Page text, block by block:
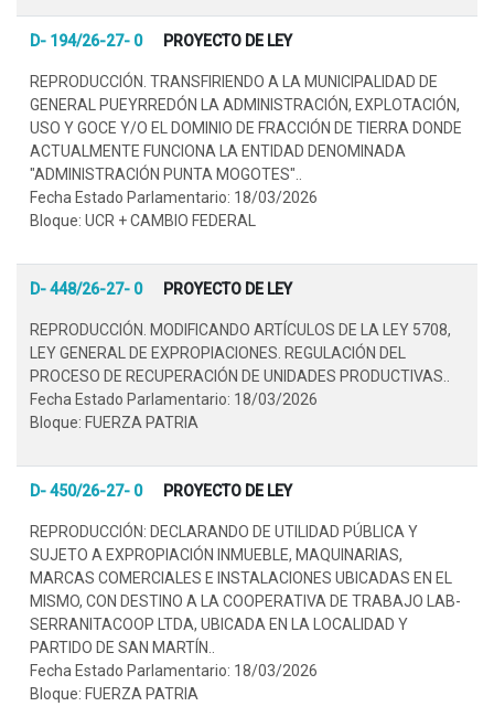
D- 194/26-27- 0 PROYECTO DE LEY
REPRODUCCIÓN. TRANSFIRIENDO A LA MUNICIPALIDAD DE
GENERAL PUEYRREDÓN LA ADMINISTRACIÓN, EXPLOTACIÓN,
USO Y GOCE Y/O EL DOMINIO DE FRACCIÓN DE TIERRA DONDE
ACTUALMENTE FUNCIONA LA ENTIDAD DENOMINADA
"ADMINISTRACIÓN PUNTA MOGOTES"..
Fecha Estado Parlamentario: 18/03/2026
Bloque: UCR + CAMBIO FEDERAL
D- 448/26-27- 0 PROYECTO DE LEY
REPRODUCCIÓN. MODIFICANDO ARTÍCULOS DE LA LEY 5708,
LEY GENERAL DE EXPROPIACIONES. REGULACIÓN DEL
PROCESO DE RECUPERACIÓN DE UNIDADES PRODUCTIVAS..
Fecha Estado Parlamentario: 18/03/2026
Bloque: FUERZA PATRIA
D- 450/26-27- 0 PROYECTO DE LEY
REPRODUCCIÓN: DECLARANDO DE UTILIDAD PÚBLICA Y
SUJETO A EXPROPIACIÓN INMUEBLE, MAQUINARIAS,
MARCAS COMERCIALES E INSTALACIONES UBICADAS EN EL
MISMO, CON DESTINO A LA COOPERATIVA DE TRABAJO LAB-
SERRANITACOOP LTDA, UBICADA EN LA LOCALIDAD Y
PARTIDO DE SAN MARTÍN..
Fecha Estado Parlamentario: 18/03/2026
Bloque: FUERZA PATRIA